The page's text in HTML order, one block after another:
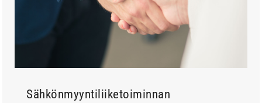
Sähkönmyyntiliiketoiminnan